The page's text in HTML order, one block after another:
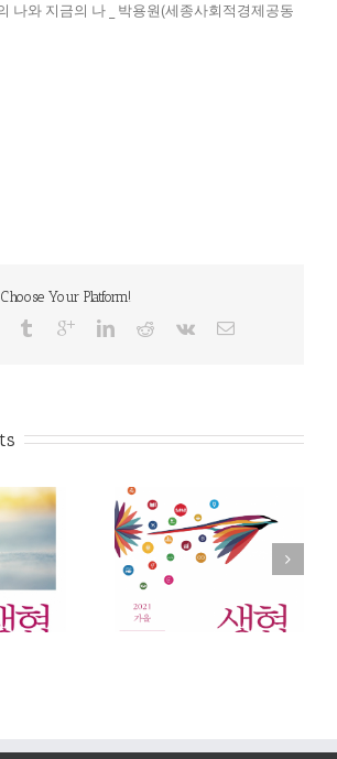
나와 지금의 나 _ 박용원(세종사회적경제공동
Your Platform!
론』 2021 가
정체성
『생협평론』 2021 여
정체성